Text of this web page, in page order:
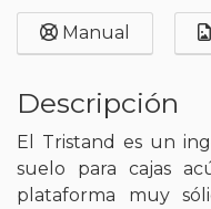
Manual
Descripción
El Tristand es un
suelo para cajas
plataforma muy